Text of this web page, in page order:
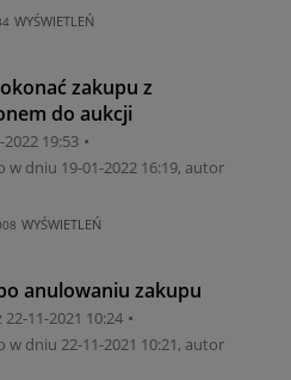
WYŚWIETLEŃ
zakupu z
do aukcji
2022 19:53
w dniu ‎19-01-2022 16:19, autor
WYŚWIETLEŃ
anulowaniu zakupu
‎22-11-2021 10:24
w dniu ‎22-11-2021 10:21, autor